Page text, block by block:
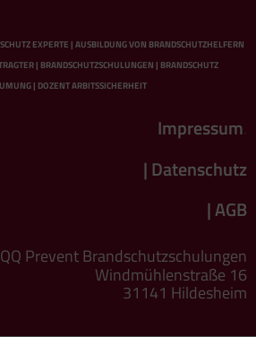
EXPERTE | AUSBILDUNG VON BRANDSCHUTZHELFERN
| BRANDSCHUTZSCHULUNGEN | BRANDSCHUTZ
| DOZENT ARBITSSICHERHEIT
Impressum.
| Datenschutz
| AGB
QQ Prevent Brandschutzschulungen
Windmühlenstraße 16
31141 Hildesheim